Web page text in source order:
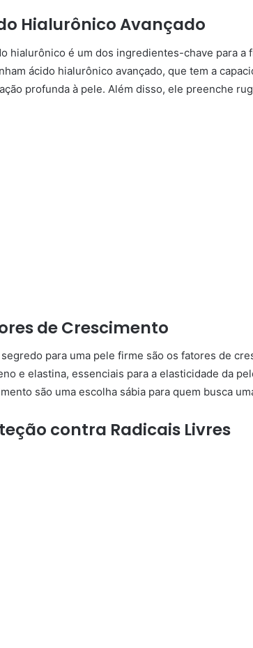
Hialurônico Avançado
hialurônico é um dos ingredientes-chave para
ácido hialurônico avançado, que tem a
profunda à pele. Além disso, ele preenche
de Crescimento
para uma pele firme são os fatores de
e elastina, essenciais para a elasticidade da
são uma escolha sábia para quem busca
contra Radicais Livres